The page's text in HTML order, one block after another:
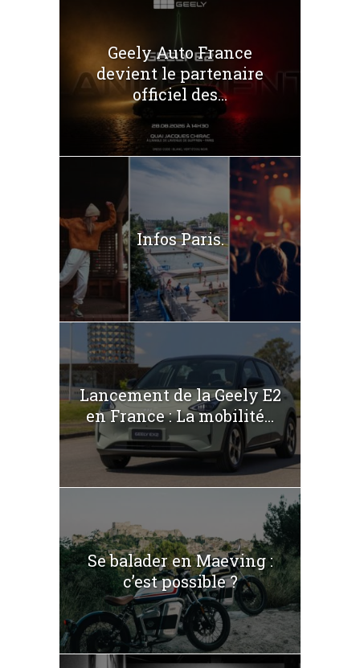
Geely Auto France
devient le partenaire
officiel des...
Infos Paris.
Lancement de la Geely E2
en France : La mobilité...
Se balader en Maeving :
c’est possible ?